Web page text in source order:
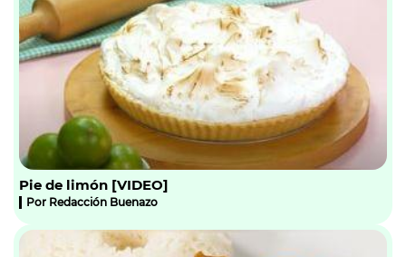
Pie de limón [VIDEO]
Por Redacción Buenazo